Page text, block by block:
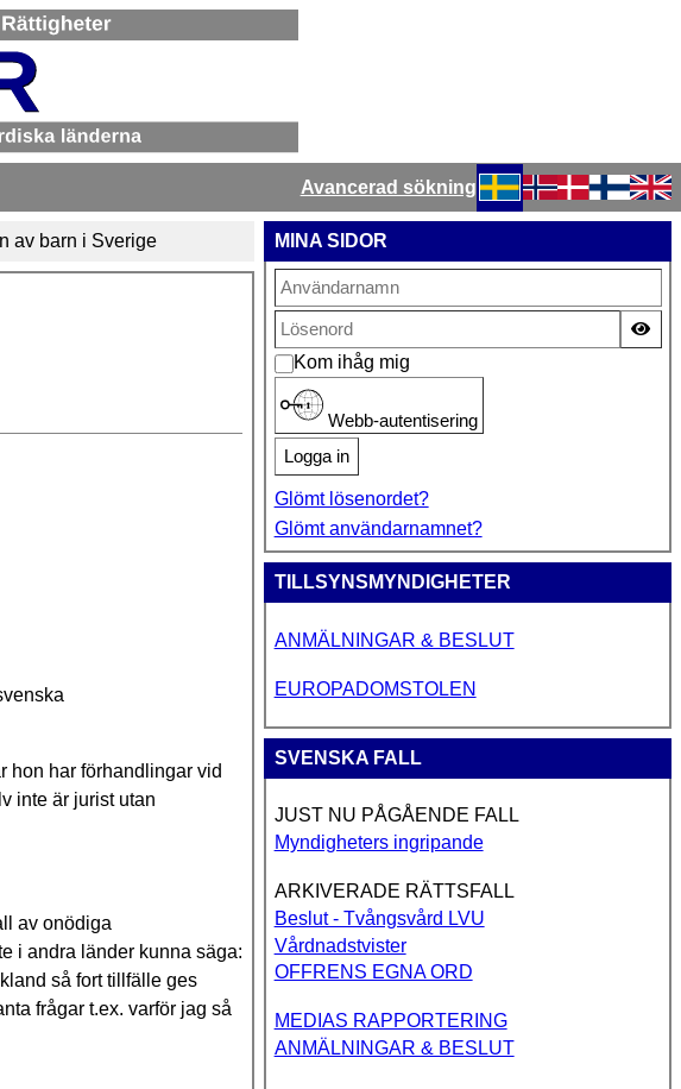
Avancerad sökning
Välj ditt språk
av barn i Sverige
hon har förhandlingar vid
inte är jurist utan
av onödiga
i andra länder kunna säga:
så fort tillfälle ges
frågar t.ex. varför jag så
MINA SIDOR
Kom ihåg mig
Webb-autentisering
Logga in
Glömt lösenordet?
Glömt användarnamnet?
TILLSYNSMYNDIGHETER
ANMÄLNINGAR & BESLUT
EUROPADOMSTOLEN
SVENSKA FALL
JUST NU PÅGÅENDE FALL
Myndigheters ingripande
ARKIVERADE RÄTTSFALL
Beslut - Tvångsvård LVU
Vårdnadstvister
OFFRENS EGNA ORD
MEDIAS RAPPORTERING
ANMÄLNINGAR & BESLUT